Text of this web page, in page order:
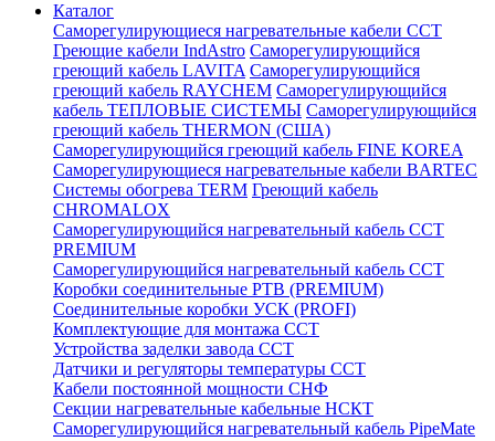
Каталог
Саморегулирующиеся нагревательные кабели ССТ
Греющие кабели IndAstro Саморегулирующийся
греющий кабель LAVITA Саморегулирующийся
греющий кабель RAYCHEM Саморегулирующийся
кабель ТЕПЛОВЫЕ СИСТЕМЫ Саморегулирующийся
греющий кабель THERMON (США)
Саморегулирующийся греющий кабель FINE KOREA
Саморегулирующиеся нагревательные кабели BARTEC
Системы обогрева TERM Греющий кабель
CHROMALOX
Саморегулирующийся нагревательный кабель ССТ
PREMIUM
Саморегулирующийся нагревательный кабель ССТ
Коробки соединительные РТВ (PREMIUM)
Соединительные коробки УСК (PROFI)
Комплектующие для монтажа ССТ
Устройства заделки завода ССТ
Датчики и регуляторы температуры ССТ
Кабели постоянной мощности СНФ
Секции нагревательные кабельные НСКТ
Саморегулирующийся нагревательный кабель PipeMate